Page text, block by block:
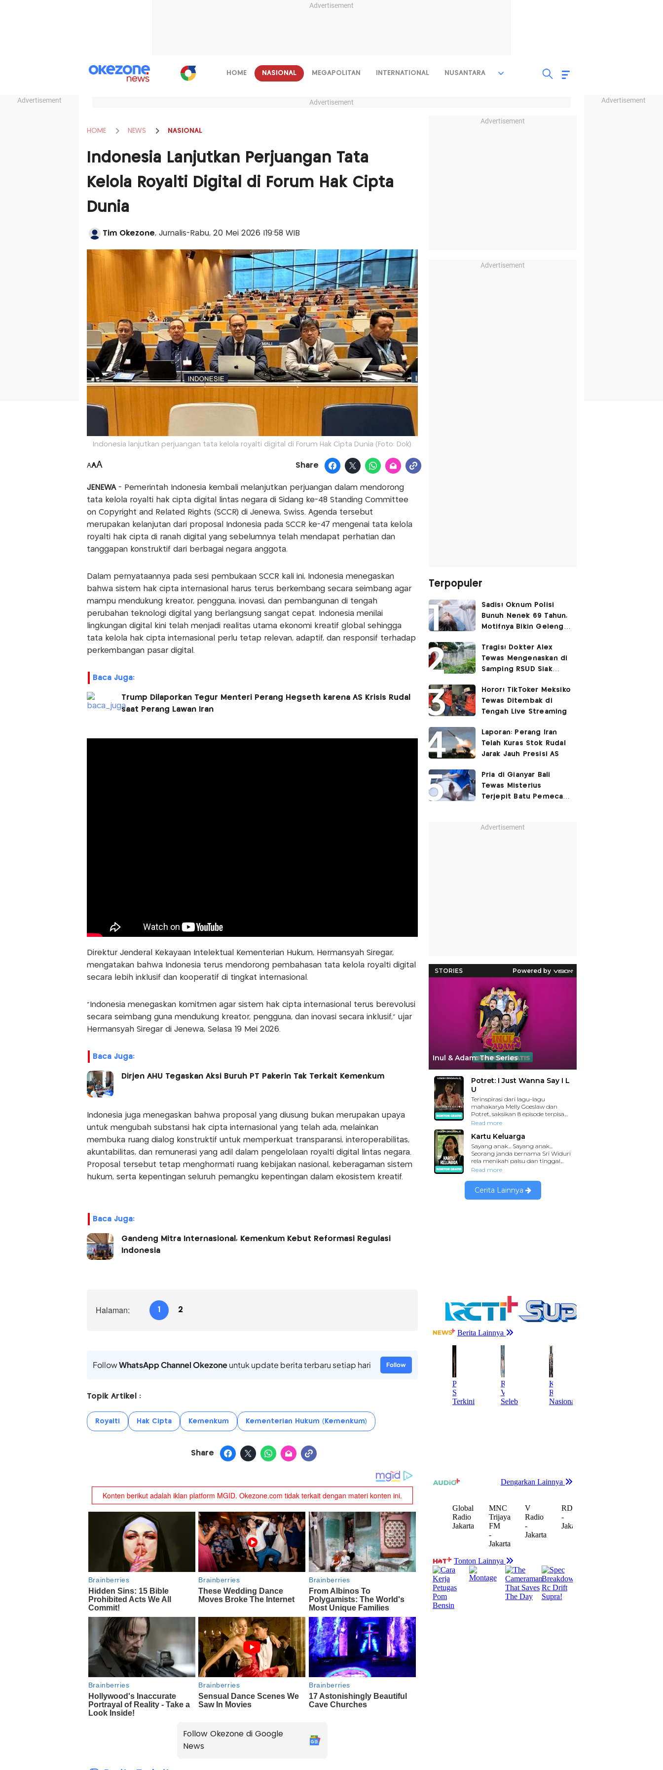
Advertisement
Advertisement Advertisement
HOME NASIONAL MEGAPOLITAN INTERNATIONAL NUSANTARA
Advertisement
HOME NEWS NASIONAL
Indonesia Lanjutkan Perjuangan Tata
Kelola Royalti Digital di Forum Hak Cipta
Dunia
Tim Okezone, Jurnalis-Rabu, 20 Mei 2026 |19:58 WIB
Indonesia lanjutkan perjuangan tata kelola royalti digital di Forum Hak Cipta Dunia (Foto: Dok)
AAA Share
JENEWA- Pemerintah Indonesia kembali melanjutkan perjuangan dalam mendorong
tata kelola royalti hak cipta digital lintas negara di Sidang ke-48 Standing Committee
on Copyright and Related Rights (SCCR) di Jenewa, Swiss. Agenda tersebut
merupakan kelanjutan dari proposal Indonesia pada SCCR ke-47 mengenai tata kelola
royalti hak cipta di ranah digital yang sebelumnya telah mendapat perhatian dan
tanggapan konstruktif dari berbagai negara anggota.
Dalam pernyataannya pada sesi pembukaan SCCR kali ini, Indonesia menegaskan
bahwa sistem hak cipta internasional harus terus berkembang secara seimbang agar
mampu mendukung kreator, pengguna, inovasi, dan pembangunan di tengah
perubahan teknologi digital yang berlangsung sangat cepat. Indonesia menilai
lingkungan digital kini telah menjadi realitas utama ekonomi kreatif global sehingga
tata kelola hak cipta internasional perlu tetap relevan, adaptif, dan responsif terhadap
perkembangan pasar digital.
Baca Juga:
Trump Dilaporkan Tegur Menteri Perang Hegseth karena AS Krisis Rudal
saat Perang Lawan Iran
Direktur Jenderal Kekayaan Intelektual Kementerian Hukum, Hermansyah Siregar,
mengatakan bahwa Indonesia terus mendorong pembahasan tata kelola royalti digital
secara lebih inklusif dan kooperatif di tingkat internasional.
“Indonesia menegaskan komitmen agar sistem hak cipta internasional terus berevolusi
secara seimbang guna mendukung kreator, pengguna, dan inovasi secara inklusif,” ujar
Hermansyah Siregar di Jenewa, Selasa 19 Mei 2026.
Baca Juga:
Dirjen AHU Tegaskan Aksi Buruh PT Pakerin Tak Terkait Kemenkum
Indonesia juga menegaskan bahwa proposal yang diusung bukan merupakan upaya
untuk mengubah substansi hak cipta internasional yang telah ada, melainkan
membuka ruang dialog konstruktif untuk memperkuat transparansi, interoperabilitas,
akuntabilitas, dan remunerasi yang adil dalam pengelolaan royalti digital lintas negara.
Proposal tersebut tetap menghormati ruang kebijakan nasional, keberagaman sistem
hukum, serta kepentingan seluruh pemangku kepentingan dalam ekosistem kreatif.
Baca Juga:
Gandeng Mitra Internasional, Kemenkum Kebut Reformasi Regulasi
Indonesia
Halaman: 1 2
FollowWhatsApp Channel Okezoneuntuk update berita terbaru setiap hari Follow
Topik Artikel :
Royalti Hak Cipta Kemenkum Kementerian Hukum (Kemenkum)
Share
Follow Okezone di Google
News
Advertisement
Advertisement
Terpopuler
Sadis! Oknum Polisi
Bunuh Nenek 69 Tahun,
Motifnya Bikin Geleng
Tragis! Dokter Alex
Tewas Mengenaskan di
Samping RSUD Siak
Rocuronium
Horor! TikToker Meksiko
Tewas Ditembak di
Tengah Live Streaming
Laporan: Perang Iran
Telah Kuras Stok Rudal
Jarak Jauh Presisi AS
Pria di Gianyar Bali
Tewas Misterius
Terjepit Batu Pemecah
Advertisement